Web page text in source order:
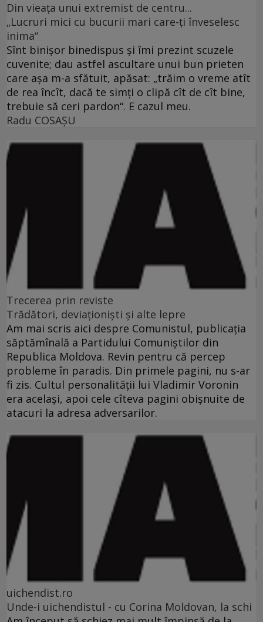
Din vieaţa unui extremist de centru...
„Lucruri mici cu bucurii mari care-ţi înveselesc
inima“
Sînt binişor binedispus şi îmi prezint scuzele
cuvenite; dau astfel ascultare unui bun prieten
care aşa m-a sfătuit, apăsat: „trăim o vreme atît
de rea încît, dacă te simţi o clipă cît de cît bine,
trebuie să ceri pardon“. E cazul meu.
Radu COSAŞU
Trecerea prin reviste
Trădători, deviaţionişti şi alte lepre
Am mai scris aici despre Comunistul, publicaţia
săptămînală a Partidului Comuniştilor din
Republica Moldova. Revin pentru că percep
probleme în paradis. Din primele pagini, nu s-ar
fi zis. Cultul personalităţii lui Vladimir Voronin
era acelaşi, apoi cele cîteva pagini obişnuite de
atacuri la adresa adversarilor.
uichendist.ro
Unde-i uichendistul - cu Corina Moldovan, la schi